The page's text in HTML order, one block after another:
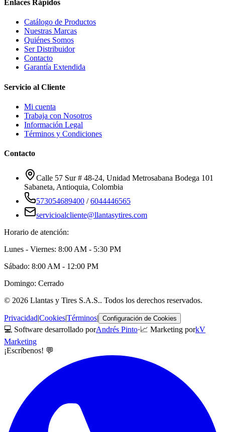
Enlaces Rápidos
Catálogo de Productos
Nuestras Marcas
Quiénes Somos
Ser Distribuidor
Contacto
Garantía Extendida
Servicio al Cliente
Mi cuenta
Trabaja con Nosotros
Información Legal
Términos y Condiciones
Contacto
Calle 57 Sur # 48-24, Unidad Metrosabana Bodega 101
Sabaneta, Antioquia, Colombia
573054689400 /6044446565
servicioalcliente@llantasytires.com
Horario de atención:
Lunes - Viernes: 8:00 AM - 5:30 PM
Sábado: 8:00 AM - 12:00 PM
Domingo: Cerrado
© 2026 Llantas y Tires S.A.S.. Todos los derechos reservados.
Privacidad|Cookies|Términos| Configuración de Cookies
💻 Software desarrollado porAndrés Pinto·📈 Marketing porkV
Marketing
¡Escríbenos! 💬